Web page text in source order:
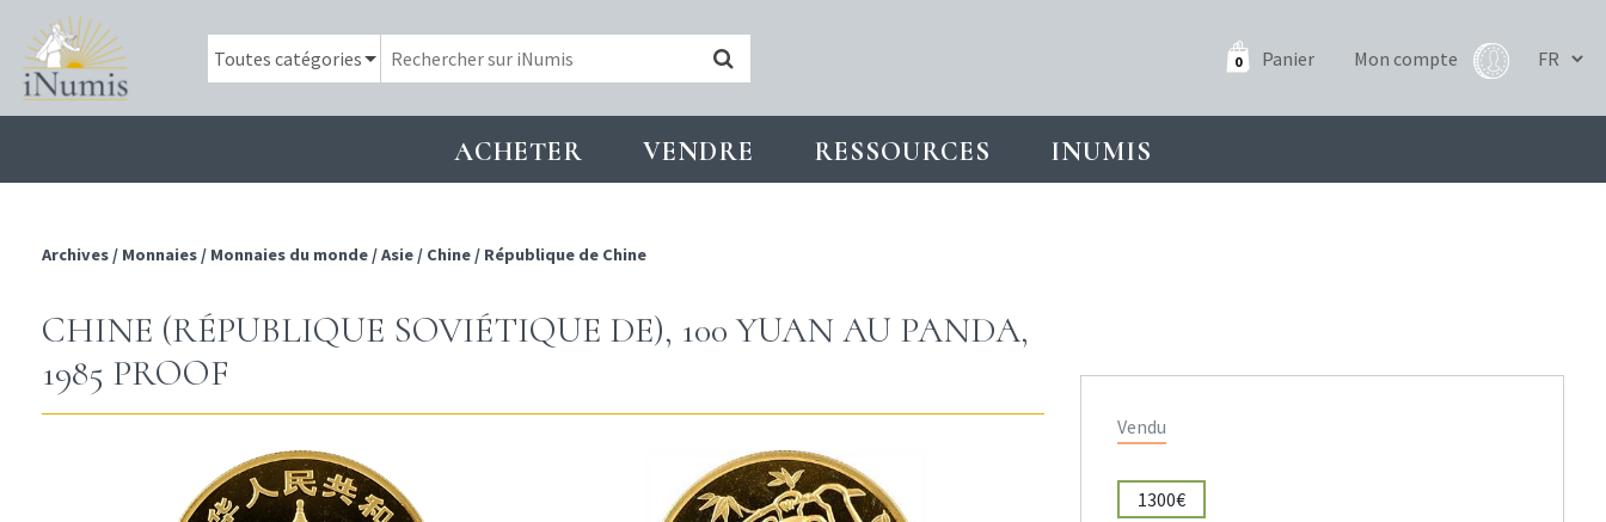
0 Panier Mon compte
ACHETER VENDRE RESSOURCES INUMIS
Archives / Monnaies / Monnaies du monde /Asie / Chine / République de Chine
CHINE (RÉPUBLIQUE SOVIÉTIQUE DE), 100 YUAN AU PANDA,
1985 PROOF
Vendu
1300€